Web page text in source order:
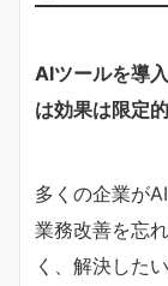
AIツールを導
は効果は限定的
多くの企業が
業務改善を忘
く、解決した